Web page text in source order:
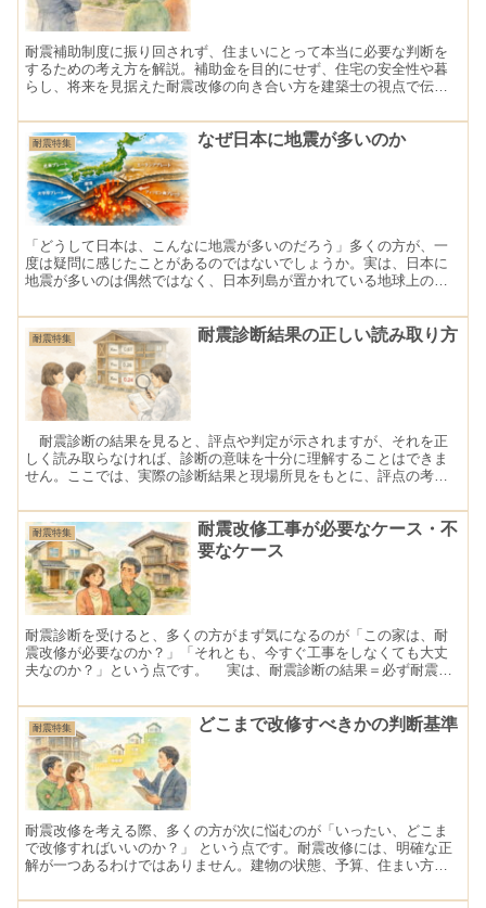
耐震補助制度に振り回されず、住まいにとって本当に必要な判断を
するための考え方を解説。補助金を目的にせず、住宅の安全性や暮
らし、将来を見据えた耐震改修の向き合い方を建築士の視点で伝え
耐震特集 なぜ日本に地震が多いのか
「どうして日本は、こんなに地震が多いのだろう」多くの方が、一
度は疑問に感じたことがあるのではないでしょうか。実は、日本に
地震が多いのは偶然ではなく、日本列島が置かれている地球上の位
前提を知っておくことがとても重要です。
耐震特集 耐震診断結果の正しい読み取り方
耐震診断の結果を見ると、評点や判定が示されますが、それを正
しく読み取らなければ、診断の意味を十分に理解することはできま
せん。ここでは、実際の診断結果と現場所見をもとに、評点の考え
耐震特集
耐震改修工事が必要なケース・不
要なケース
耐震診断を受けると、多くの方がまず気になるのが「この家は、耐
震改修が必要なのか？」「それとも、今すぐ工事をしなくても大丈
夫なのか？」という点です。 実は、耐震診断の結果＝必ず耐震改
計画によって、改修が必要なケースと急いで改修しなくてもよいケ
ースがあります。ここでは、その考え方を整理していきます。
耐震特集 どこまで改修すべきかの判断基準
耐震改修を考える際、多くの方が次に悩むのが「いったい、どこま
で改修すればいいのか？」 という点です。耐震改修には、明確な正
解が一つあるわけではありません。建物の状態、予算、住まい方、